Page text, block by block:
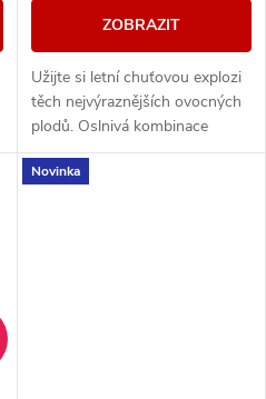
ZOBRAZIT
Užijte si letní chuťovou explozi
těch nejvýraznějších ovocných
plodů. Oslnivá kombinace
tropické sladkosti se silně
šťavnatými tóny Vás s každým
Novinka